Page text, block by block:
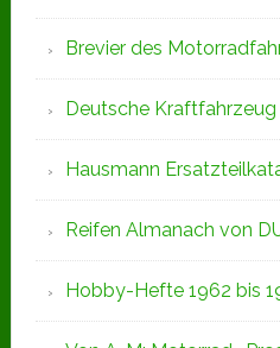
Brevier des
Deutsche
Hausmann
Reifen Almanach von
Hobby-Hefte 1962 bis